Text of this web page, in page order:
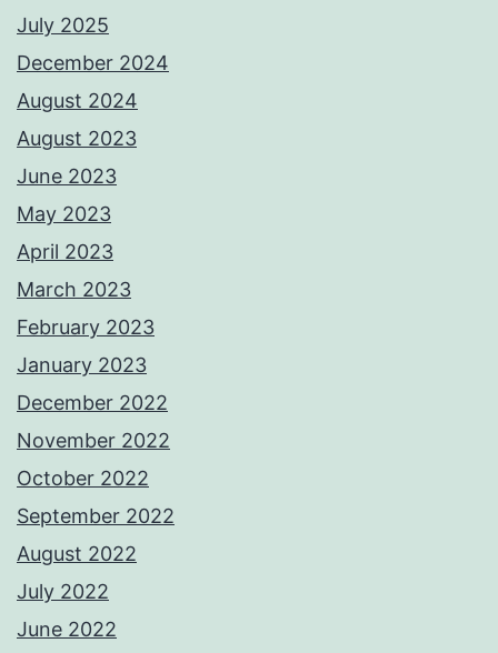
July 2025
December 2024
August 2024
August 2023
June 2023
May 2023
April 2023
March 2023
February 2023
January 2023
December 2022
November 2022
October 2022
September 2022
August 2022
July 2022
June 2022